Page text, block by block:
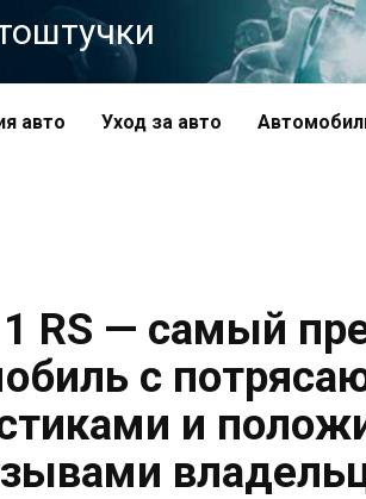
авто Уход за авто
1 RS — самый
с
и